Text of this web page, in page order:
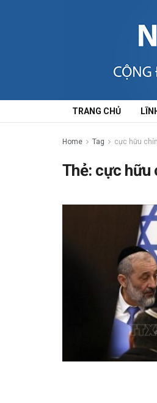
TRANG CHỦ
Home Tag cực hữu
Thẻ: cực hữu